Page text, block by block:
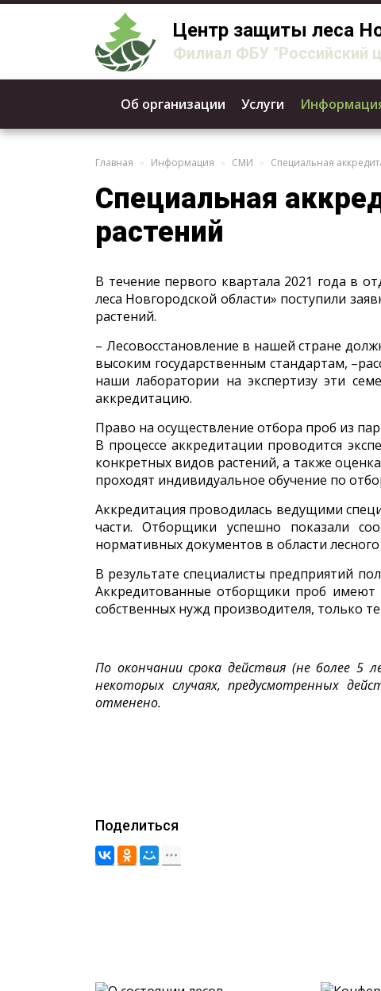
Центр защиты леса
Филиал ФБУ "Российский
Об организации Услуги
Главная Информация СМИ Специальная
Специальная
растений
В течение первого квартала 2021 года в
леса Новгородской области» поступили
растений.
– Лесовосстановление в нашей стране
высоким государственным стандартам,
наши лаборатории на экспертизу эти
аккредитацию.
Право на осуществление отбора проб из
В процессе аккредитации проводится
конкретных видов растений, а также
проходят индивидуальное обучение по
Аккредитация проводилась ведущими
части. Отборщики успешно показали
нормативных документов в области
В результате специалисты предприятий
Аккредитованные отборщики проб имеют
собственных нужд производителя, только
По окончании срока действия (не более
некоторых случаях, предусмотренных
отменено.
Поделиться